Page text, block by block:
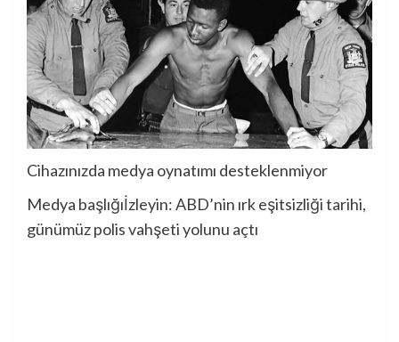
Cihazınızda medya oynatımı desteklenmiyor
Medya başlığıİzleyin: ABD’nin ırk eşitsizliği tarihi,
günümüz polis vahşeti yolunu açtı